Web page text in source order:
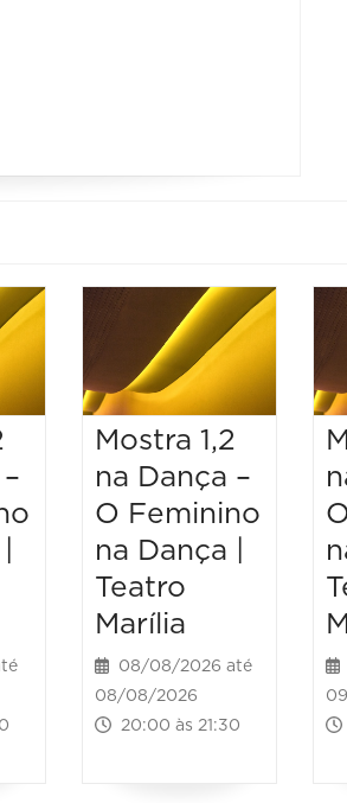
Mostra 1,2
na Dança –
O Feminino
na Dança |
Teatro
Marília
08/08/2026 até
08/08/2026
20:00 às 21:30